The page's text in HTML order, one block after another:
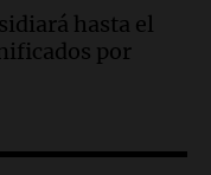
de
para
hasta el
por